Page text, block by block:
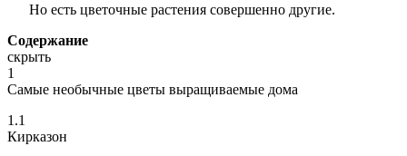
Но есть цветочные растения совершенно другие.
Содержание
скрыть
1
Самые необычные цветы выращиваемые дома
1.1
Кирказон